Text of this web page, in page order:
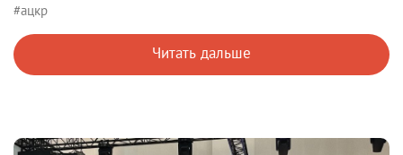
#ацкр
Читать дальше